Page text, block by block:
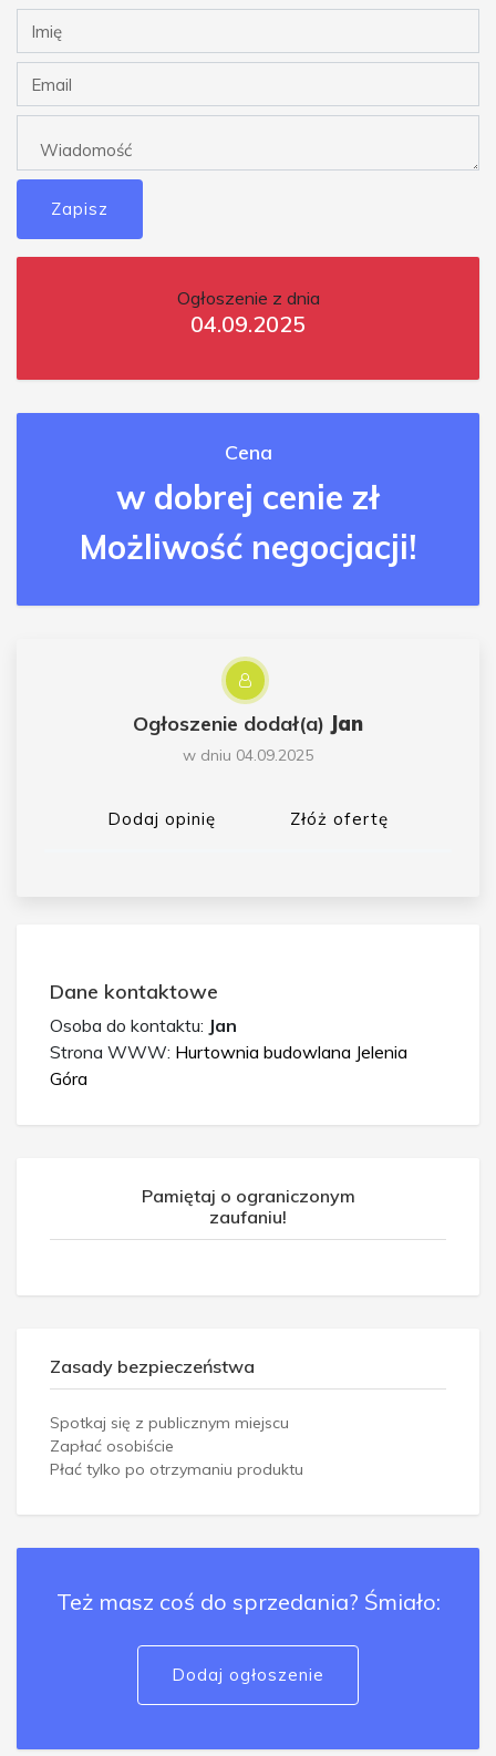
Zapisz
Ogłoszenie z dnia
04.09.2025
Cena
w dobrej cenie zł
Możliwość negocjacji!
Ogłoszenie dodał(a) Jan
w dniu 04.09.2025
Dodaj opinię Złóż ofertę
Dane kontaktowe
Osoba do kontaktu: Jan
Strona WWW: Hurtownia budowlana Jelenia
Góra
Pamiętaj o ograniczonym
zaufaniu!
Zasady bezpieczeństwa
Spotkaj się z publicznym miejscu
Zapłać osobiście
Płać tylko po otrzymaniu produktu
Też masz coś do sprzedania? Śmiało:
Dodaj ogłoszenie